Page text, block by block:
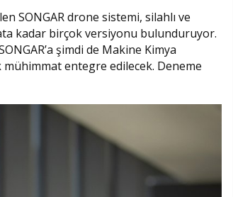
SONGAR drone sistemi, silahlı ve
kadar birçok versiyonu bulunduruyor.
şimdi de Makine Kimya
mühimmat entegre edilecek. Deneme